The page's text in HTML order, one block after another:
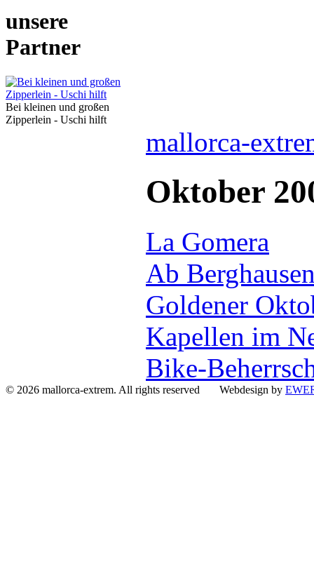
unsere
Partner
Bei kleinen und großen
Zipperlein - Uschi hilft
mallorca-
Oktober
La Gomera
Ab
Goldener
Kapellen im
Bike-
© 2026 mallorca-extrem. All rights reserved Webdesign by